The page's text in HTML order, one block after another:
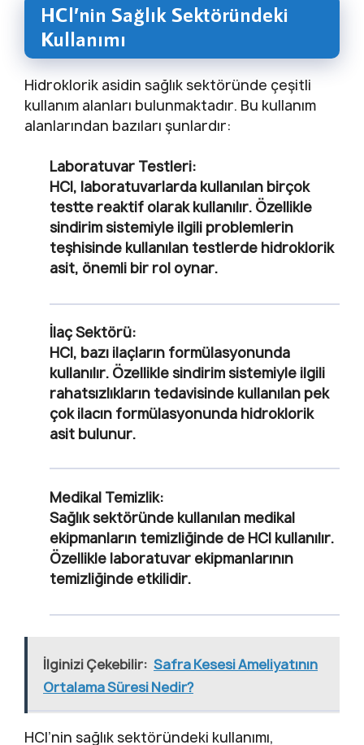
HCl’nin Sağlık Sektöründeki
Kullanımı
Hidroklorik asidin sağlık sektöründe çeşitli
kullanım alanları bulunmaktadır. Bu kullanım
alanlarından bazıları şunlardır:
Laboratuvar Testleri:
HCl, laboratuvarlarda kullanılan birçok
testte reaktif olarak kullanılır. Özellikle
sindirim sistemiyle ilgili problemlerin
teşhisinde kullanılan testlerde hidroklorik
asit, önemli bir rol oynar.
İlaç Sektörü:
HCl, bazı ilaçların formülasyonunda
kullanılır. Özellikle sindirim sistemiyle ilgili
rahatsızlıkların tedavisinde kullanılan pek
çok ilacın formülasyonunda hidroklorik
asit bulunur.
Medikal Temizlik:
Sağlık sektöründe kullanılan medikal
ekipmanların temizliğinde de HCl kullanılır.
Özellikle laboratuvar ekipmanlarının
temizliğinde etkilidir.
İlginizi Çekebilir: Safra Kesesi Ameliyatının
Ortalama Süresi Nedir?
HCl’nin sağlık sektöründeki kullanımı,